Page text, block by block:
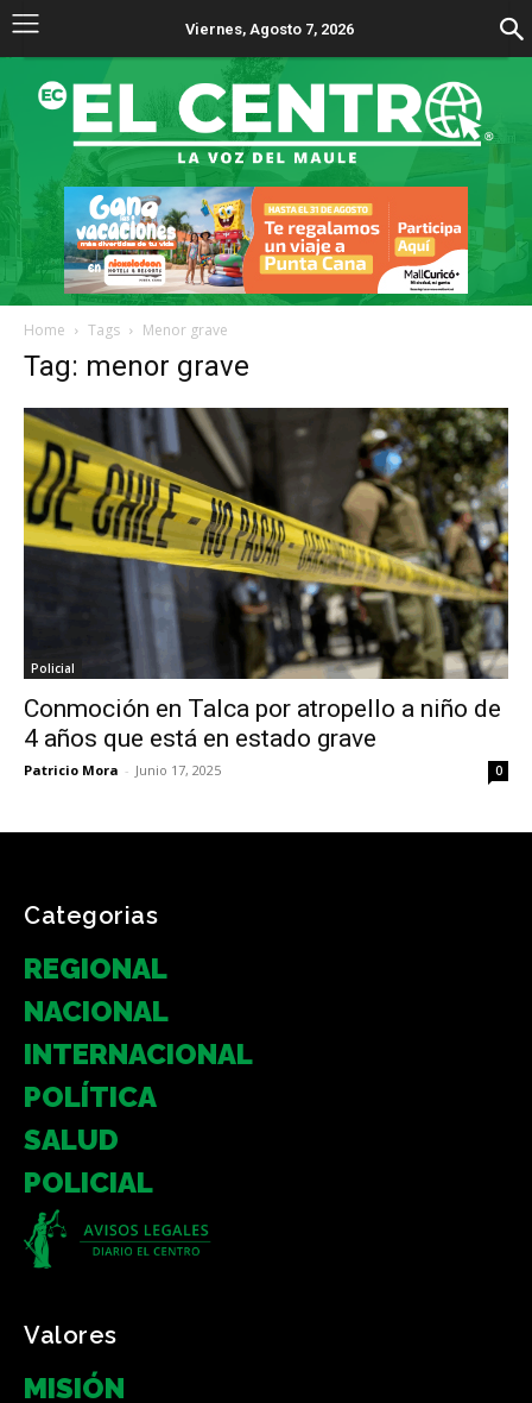
Viernes, Agosto 7, 2026
Home Tags Menor grave
Tag: menor grave
Policial
Conmoción en Talca por atropello a niño de
4 años que está en estado grave
Patricio Mora - Junio 17, 2025 0
Categorias
REGIONAL
NACIONAL
INTERNACIONAL
POLÍTICA
SALUD
POLICIAL
Valores
MISIÓN